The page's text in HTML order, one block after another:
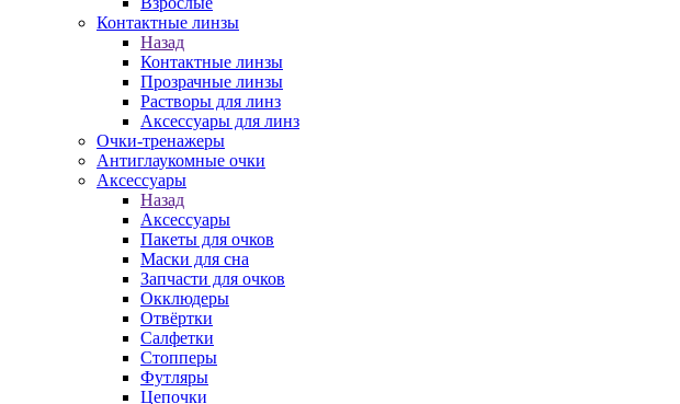
Контактные линзы
Назад
Контактные линзы
Прозрачные линзы
Растворы для линз
Аксессуары для линз
Очки-тренажеры
Антиглаукомные очки
Аксессуары
Назад
Аксессуары
Пакеты для очков
Маски для сна
Запчасти для очков
Окклюдеры
Отвёртки
Салфетки
Стопперы
Футляры
Цепочки